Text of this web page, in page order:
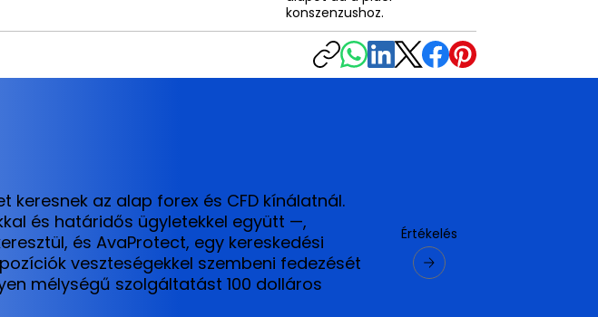
konszenzushoz.
az alap forex és CFD kínálatnál.
és határidős ügyletekkel együtt —,
és AvaProtect, egy kereskedési
veszteségekkel szembeni fedezését
mélységű szolgáltatást 100 dolláros
Értékelés